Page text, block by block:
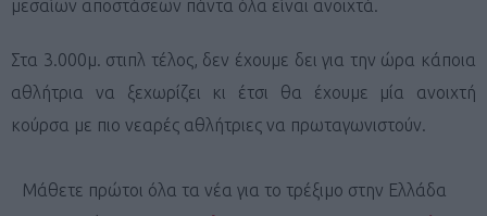
μεσαίων αποστάσεων πάντα όλα είναι ανοιχτά.
Στα 3.000μ. στιπλ τέλος, δεν έχουμε δει για την ώρα κάποια
αθλήτρια να ξεχωρίζει κι έτσι θα έχουμε μία ανοιχτή
κούρσα με πιο νεαρές αθλήτριες να πρωταγωνιστούν.
Μάθετε πρώτοι όλα τα νέα για το τρέξιμο στην Ελλάδα